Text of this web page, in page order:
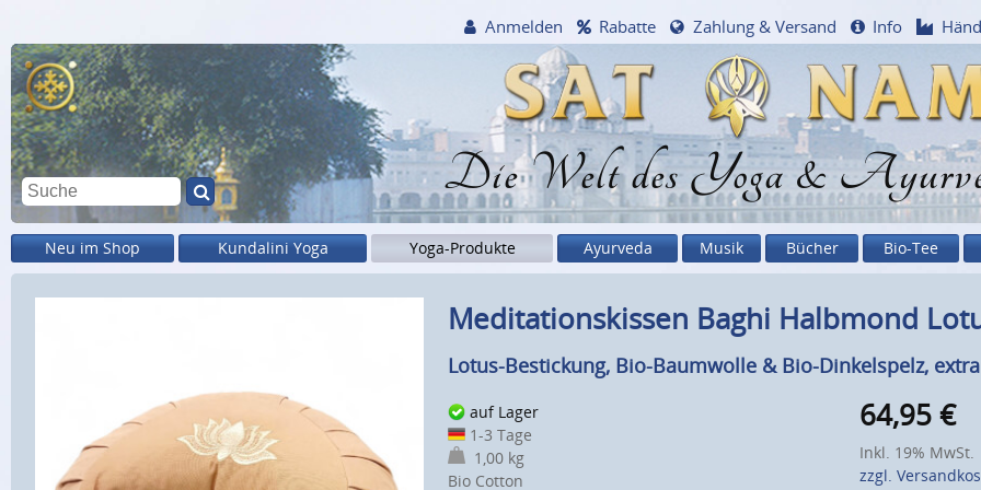
Die Welt des Yoga &
Anmelden Rabatte Zahlung & Versand Info
Neu im Shop Kundalini Yoga Yoga-Produkte Ayurveda Musik Bücher Bio-Tee
Meditationskissen Baghi Halbmond
Lotus-Bestickung, Bio-Baumwolle & Bio-Dinkelspelz,
auf Lager
1-3 Tage
1,00 kg
Bio Cotton
64,95€
Inkl. 19% MwSt.
zzgl.